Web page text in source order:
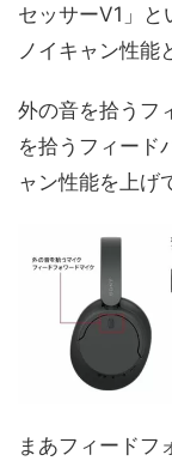
セッサーV1」と
ノイキャン性能
外の音を拾うフ
を拾うフィード
ャン性能を上げ
まあフィードフ